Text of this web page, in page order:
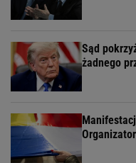
Sąd
żadnego